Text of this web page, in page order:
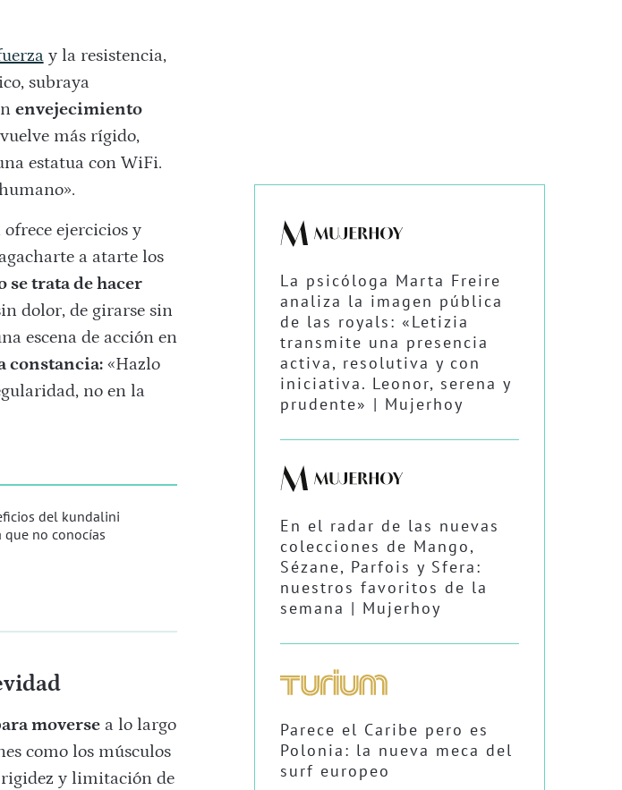
y la resistencia,
subraya
envejecimiento
más rígido,
estatua con WiFi.
ofrece ejercicios y
a atarte los
se trata de hacer
dolor, de girarse sin
escena de acción en
constancia:«Hazlo
no en la
del kundalini
que no conocías
moversea lo largo
como los músculos
y limitación de
La psicóloga Marta Freire
analiza la imagen pública
de las royals: «Letizia
transmite una presencia
activa, resolutiva y con
iniciativa. Leonor, serena y
prudente» | Mujerhoy
En el radar de las nuevas
colecciones de Mango,
Sézane, Parfois y Sfera:
nuestros favoritos de la
semana | Mujerhoy
Parece el Caribe pero es
Polonia: la nueva meca del
surf europeo